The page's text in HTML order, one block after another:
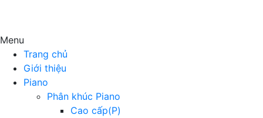
Menu
Trang chủ
Giới thiệu
Piano
Phân khúc Piano
Cao cấp(P)